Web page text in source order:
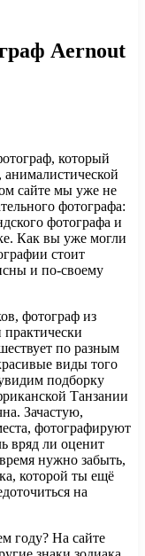
Aernout
который
анималистической
сайте мы уже не
фотографа:
фотографа и
Как вы уже могли
стоит
и по-своему
фотограф из
по разным
виды того
подборку
Танзании
Зачастую,
фотографируют
вряд ли оценит
нужно забыть,
которой ты ещё
на
году? На сайте